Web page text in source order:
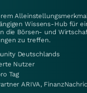
Wissens-Hub für
die Börsen- und
zu treffen.
Deutschlands
Nutzer
Tag
ARIVA,